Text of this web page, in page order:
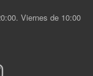
Viernes de 10:00